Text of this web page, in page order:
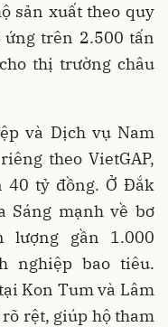
sản xuất theo quy
trên 2.500 tấn
thị trường châu
và Dịch vụ Nam
theo VietGAP,
40 tỷ đồng. Ở Đắk
Sáng mạnh về bơ
lượng gần 1.000
nghiệp bao tiêu.
Kon Tum và Lâm
rệt, giúp hộ tham